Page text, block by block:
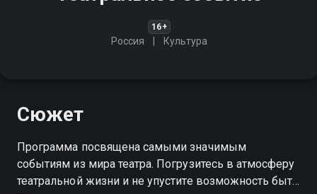
16+
Россия Культура
Сюжет
Программа посвящена самыми значимым
событиям из мира театра. Погрузитесь в атмосферу
театральной жизни и не упустите возможность быть